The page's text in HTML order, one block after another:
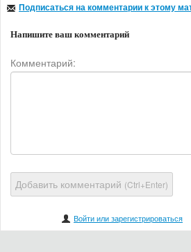
Подписаться на комментарии к этому
Напишите ваш комментарий
Комментарий:
Добавить комментарий (Ctrl+Enter)
Войти или зарегистрироваться